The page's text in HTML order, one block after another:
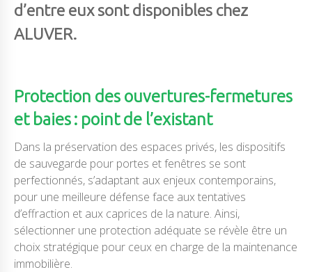
d’entre eux sont disponibles chez
ALUVER.
Protection des ouvertures-fermetures
et baies : point de l’existant
Dans la préservation des espaces privés, les dispositifs
de sauvegarde pour portes et fenêtres se sont
perfectionnés, s’adaptant aux enjeux contemporains,
pour une meilleure défense face aux tentatives
d’effraction et aux caprices de la nature. Ainsi,
sélectionner une protection adéquate se révèle être un
choix stratégique pour ceux en charge de la maintenance
immobilière.